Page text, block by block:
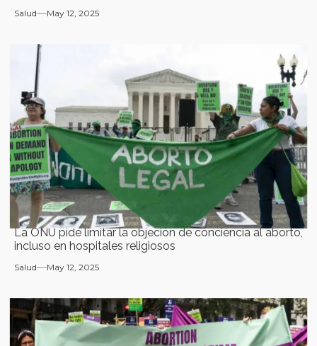
Salud May 12, 2025
La ONU pide limitar la objeción de conciencia al aborto,
incluso en hospitales religiosos
Salud May 12, 2025